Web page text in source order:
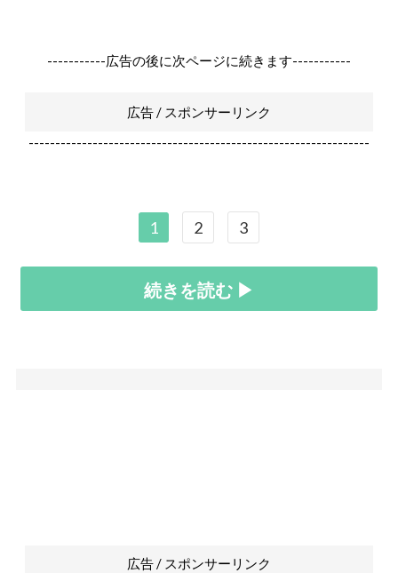
-----------広告の後に次ページに続きます-----------
広告 / スポンサーリンク
----------------------------------------------------------------
1 2 3
続きを読む ▶
広告 / スポンサーリンク